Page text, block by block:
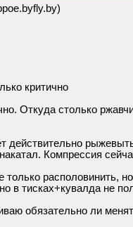
критично
Откуда столько
действительно
Компрессия
располовинить,
в тисках+кувалда не
обязательно ли